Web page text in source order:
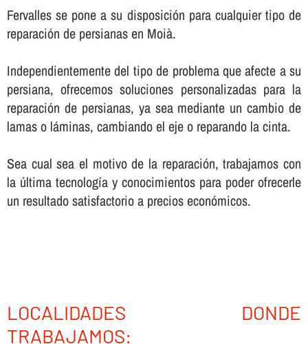
Fervalles se pone a su disposición para cualquier tipo de
reparación de persianas en Moià.
Independientemente del tipo de problema que afecte a su
persiana, ofrecemos soluciones personalizadas para la
reparación de persianas, ya sea mediante un cambio de
lamas o láminas, cambiando el eje o reparando la cinta.
Sea cual sea el motivo de la reparación, trabajamos con
la última tecnologí­a y conocimientos para poder ofrecerle
un resultado satisfactorio a precios económicos.
LOCALIDADES DONDE
TRABAJAMOS: